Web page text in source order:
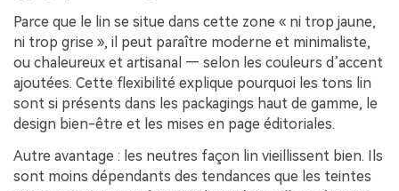
Parce que le lin se situe dans cette zone « ni trop jaune,
ni trop grise », il peut paraître moderne et minimaliste,
ou chaleureux et artisanal — selon les couleurs d’accent
ajoutées. Cette flexibilité explique pourquoi les tons lin
sont si présents dans les packagings haut de gamme, le
design bien-être et les mises en page éditoriales.
Autre avantage : les neutres façon lin vieillissent bien. Ils
sont moins dépendants des tendances que les teintes